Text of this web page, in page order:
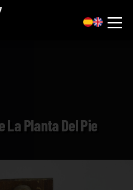
La Planta Del Pie